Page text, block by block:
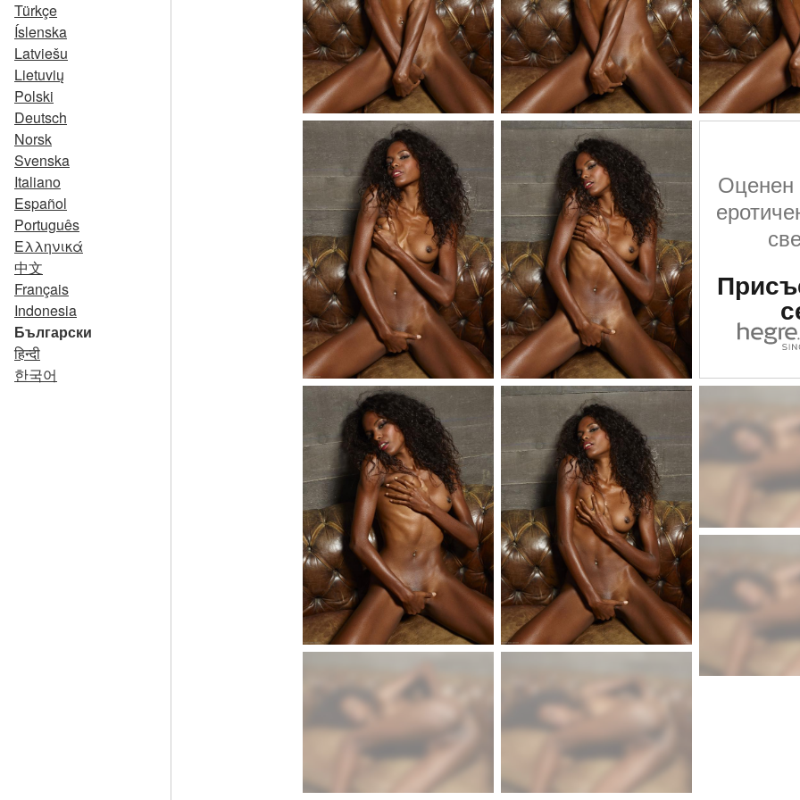
Türkçe
Íslenska
Latviešu
Lietuvių
Polski
Deutsch
Norsk
Svenska
Italiano
Español
Português
Ελληνικά
中文
Français
Indonesia
Български
हिन्दी
한국어
Оценен